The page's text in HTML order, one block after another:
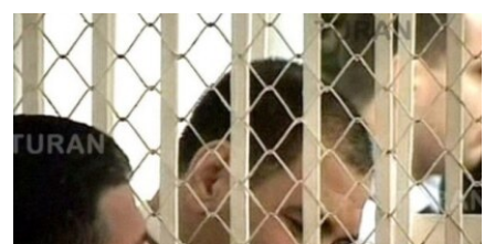
ARAŞDIRMA
MULTIMEDIA
VIDEO
FOTOQALEREYA
İNFOQRAFIKA
KARIKATURA
RADIO ARXIV
OXU ZALI
AZƏRBAYCAN ƏDƏBIYYATI KITABXANASI
İSLAM VƏ DEMOKRATIYA
HAQQIMIZDA
MISSIYAMIZ
PEŞƏ ETIKASI VƏ JURNALISTIKA STANDARTLARIMIZ